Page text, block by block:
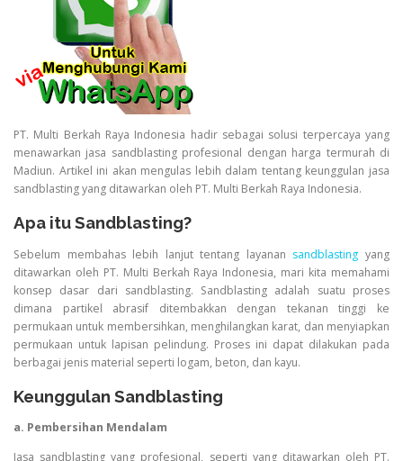
PT. Multi Berkah Raya Indonesia hadir sebagai solusi terpercaya yang
menawarkan jasa sandblasting profesional dengan harga termurah di
Madiun. Artikel ini akan mengulas lebih dalam tentang keunggulan jasa
sandblasting yang ditawarkan oleh PT. Multi Berkah Raya Indonesia.
Apa itu Sandblasting?
Sebelum membahas lebih lanjut tentang layanan sandblasting yang
ditawarkan oleh PT. Multi Berkah Raya Indonesia, mari kita memahami
konsep dasar dari sandblasting. Sandblasting adalah suatu proses
dimana partikel abrasif ditembakkan dengan tekanan tinggi ke
permukaan untuk membersihkan, menghilangkan karat, dan menyiapkan
permukaan untuk lapisan pelindung. Proses ini dapat dilakukan pada
berbagai jenis material seperti logam, beton, dan kayu.
Keunggulan Sandblasting
a. Pembersihan Mendalam
Jasa sandblasting yang profesional, seperti yang ditawarkan oleh PT.